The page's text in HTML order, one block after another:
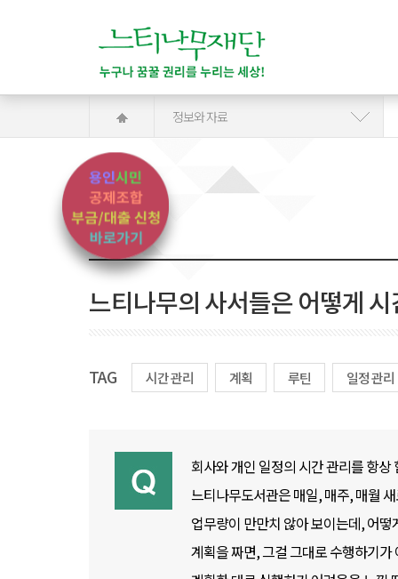
정보와 자료
느티나무의 사서들은 어떻게
TAG 시간 관리 계획 루틴 일정 관리
회사와 개인 일정의 시간 관리를 항
느티나무도서관은 매일, 매주, 매월
업무량이 만만치 않아 보이는데, 어
계획을 짜면, 그걸 그대로 수행하기